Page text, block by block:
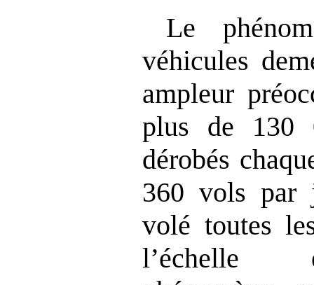
Le
véhicules
ampleur
plus de 130
dérobés
360 vols par
volé toutes
l’échelle